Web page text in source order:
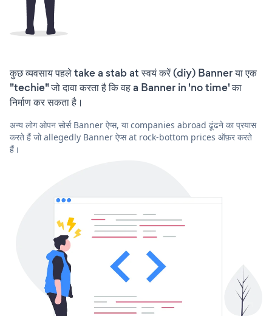
कुछ व्यवसाय पहले take a stab at स्वयं करें (diy) Banner या एक
"techie" जो दावा करता है कि वह a Banner in 'no time' का
निर्माण कर सकता है।
अन्य लोग ओपन सोर्स Banner ऐप्स, या companies abroad ढूंढने का प्रयास
करते हैं जो allegedly Banner ऐप्स at rock-bottom prices ऑफ़र करते
हैं।